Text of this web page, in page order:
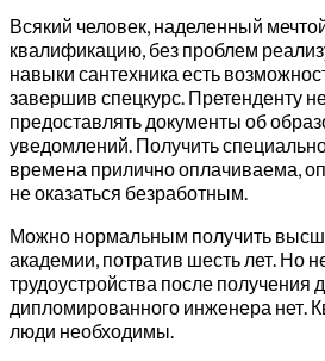
Всякий человек, наделенный
квалификацию, без проблем
навыки сантехника есть
завершив спецкурс. Претенденту
предоставлять документы об
уведомлений. Получить
времена прилично оплачиваема,
не оказаться безработным.
Можно нормальным получить
академии, потратив шесть лет. Но
трудоустройства после получения
дипломированного инженера нет.
люди необходимы.